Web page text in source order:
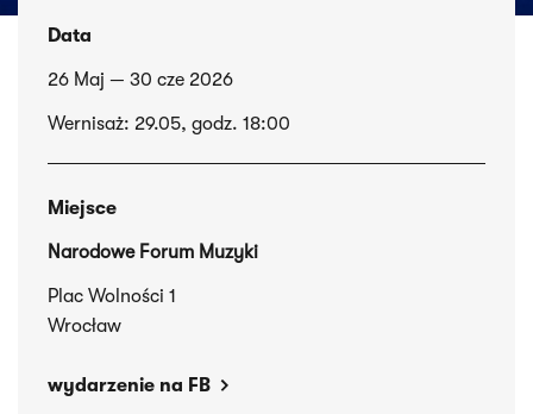
Data
26 Maj — 30 cze 2026
Wernisaż: 29.05, godz. 18:00
Miejsce
Narodowe Forum Muzyki
Plac Wolności 1
Wrocław
wydarzenie na FB